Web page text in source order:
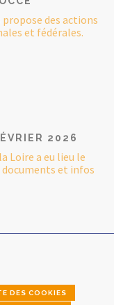
propose des actions
et fédérales.
2026
Loire a eu lieu le
documents et infos
DES COOKIES